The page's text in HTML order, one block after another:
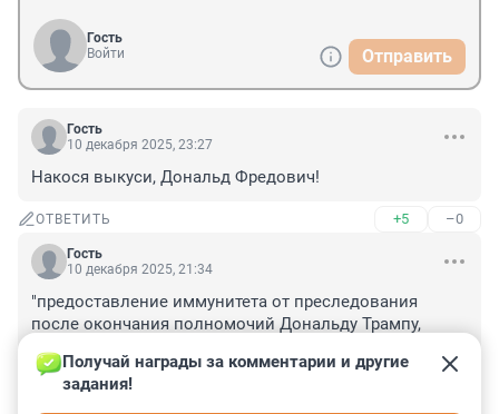
Гость
Войти
Отправить
Гость
10 декабря 2025, 23:27
Накося выкуси, Дональд Фредович!
ОТВЕТИТЬ +5 –0
Гость
10 декабря 2025, 21:34
"предоставление иммунитета от преследования
после окончания полномочий Дональду Трампу,
Питу Хегсету и другим высокопоставленным лицам;"
Аха-ха насмешили. Иммунитет можно как дать, так и
Получай награды за комментарии и другие
задания!